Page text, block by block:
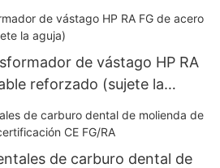
de vástago HP RA
reforzado (sujete la
de carburo dental de